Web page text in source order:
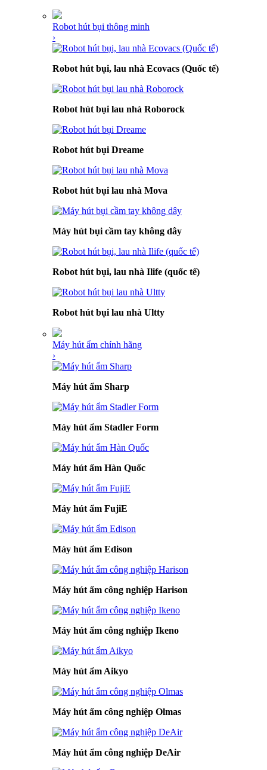
Robot hút bụi thông minh
›
Robot hút bụi, lau nhà Ecovacs (Quốc tế)
Robot hút bụi lau nhà Roborock
Robot hút bụi Dreame
Robot hút bụi lau nhà Mova
Máy hút bụi cầm tay không dây
Robot hút bụi, lau nhà Ilife (quốc tế)
Robot hút bụi lau nhà Ultty
Máy hút ẩm chính hãng
›
Máy hút ẩm Sharp
Máy hút ẩm Stadler Form
Máy hút ẩm Hàn Quốc
Máy hút ẩm FujiE
Máy hút ẩm Edison
Máy hút ẩm công nghiệp Harison
Máy hút ẩm công nghiệp Ikeno
Máy hút ẩm Aikyo
Máy hút ẩm công nghiệp Olmas
Máy hút ẩm công nghiệp DeAir